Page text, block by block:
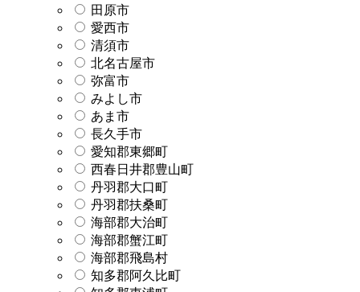
田原市
愛西市
清須市
北名古屋市
弥富市
みよし市
あま市
長久手市
愛知郡東郷町
西春日井郡豊山町
丹羽郡大口町
丹羽郡扶桑町
海部郡大治町
海部郡蟹江町
海部郡飛島村
知多郡阿久比町